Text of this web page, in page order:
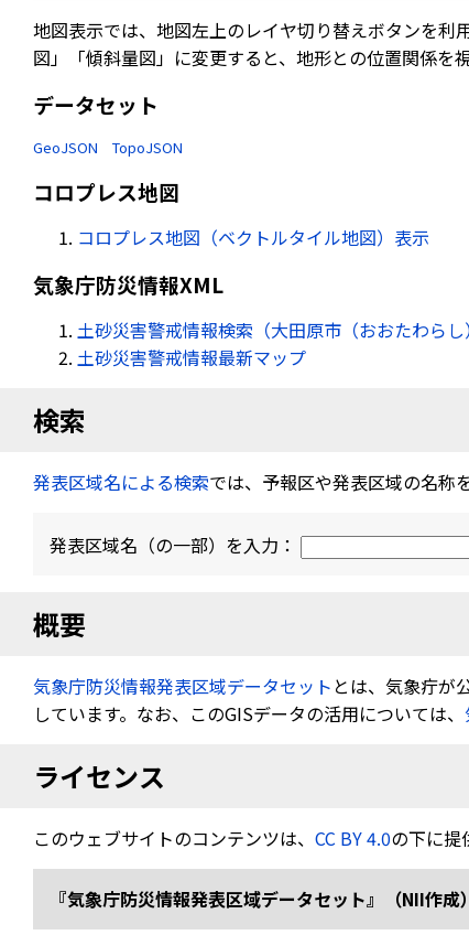
地図表示では、地図左上のレイヤ切り替えボタンを
図」「傾斜量図」に変更すると、地形との位置関係を
データセット
GeoJSON TopoJSON
コロプレス地図
コロプレス地図（ベクトルタイル地図）表示
気象庁防災情報XML
土砂災害警戒情報検索（大田原市（おおたわらし
土砂災害警戒情報最新マップ
検索
発表区域名による検索では、予報区や発表区域の名称
発表区域名（の一部）を入力：
概要
気象庁防災情報発表区域データセット とは、気象疔が
しています。なお、このGISデータの活用については、
ライセンス
このウェブサイトのコンテンツは、 CC BY 4.0の下に提
『気象庁防災情報発表区域データセット』（NII作